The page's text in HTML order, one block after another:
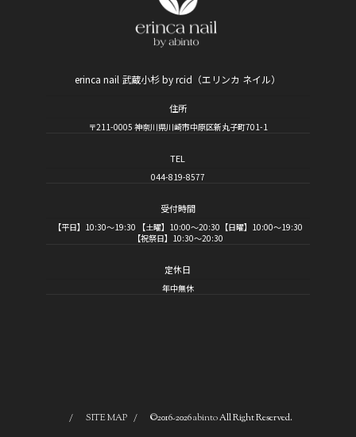
erinca nail 武蔵小杉 by rcid（エリンカ ネイル）
住所
〒211-0005 神奈川県川崎市中原区新丸子町701-1
TEL
044-819-8577
受付時間
【平日】10:30～19:30 【土曜】10:00～20:30【日曜】10:00～19:30
【祝祭日】10:30～20:30
定休日
年中無休
SITE MAP ©2016-2026abintoAll Right Reserved.